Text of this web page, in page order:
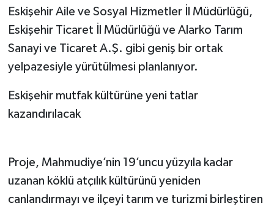
Eskişehir Aile ve Sosyal Hizmetler İl Müdürlüğü,
Eskişehir Ticaret İl Müdürlüğü ve Alarko Tarım
Sanayi ve Ticaret A.Ş. gibi geniş bir ortak
yelpazesiyle yürütülmesi planlanıyor.
Eskişehir mutfak kültürüne yeni tatlar
kazandırılacak
Proje, Mahmudiye’nin 19’uncu yüzyıla kadar
uzanan köklü atçılık kültürünü yeniden
canlandırmayı ve ilçeyi tarım ve turizmi birleştiren